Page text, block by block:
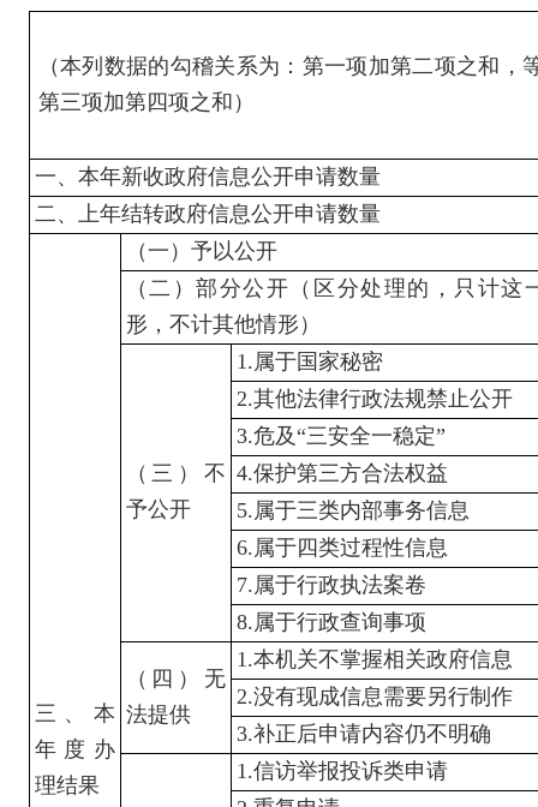
（本列数据的勾稽关系为：第一项加第二项之和，
第三项加第四项之和）
一、本年新收政府信息公开申请数量
二、上年结转政府信息公开申请数量
三、本
年度办
理结果
（一）予以公开
（二）部分公开（区分处理的，只计这
形，不计其他情形）
（三）不
予公开
1.属于国家秘密
2.其他法律行政法规禁止公开
3.危及 “三安全一稳定”
4.保护第三方合法权益
5.属于三类内部事务信息
6.属于四类过程性信息
7.属于行政执法案卷
8.属于行政查询事项
（四）无
法提供
1.本机关不掌握相关政府信息
2.没有现成信息需要另行制作
3.补正后申请内容仍不明确
1.信访举报投诉类申请